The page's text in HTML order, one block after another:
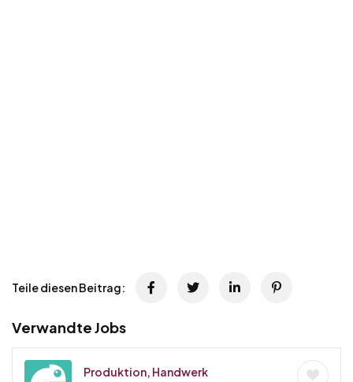
Teile diesen Beitrag:
Verwandte Jobs
Produktion, Handwerk